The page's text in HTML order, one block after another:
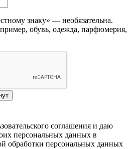
знаку» — необязательна.
обувь, одежда, парфюмерия,
соглашения и даю
персональных данных в
обработки персональных данных